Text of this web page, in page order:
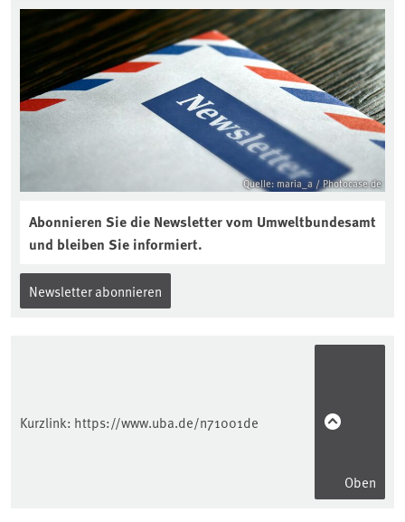
Quelle: maria_a / Photocase.de
Abonnieren Sie die Newsletter vom Umweltbundesamt
und bleiben Sie informiert.
Newsletter abonnieren
Kurzlink: https://www.uba.de/n71001de
Oben